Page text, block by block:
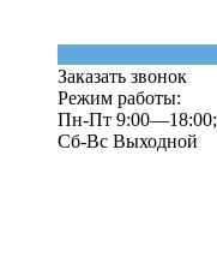
Заказать звонок
Режим работы:
Пн-Пт 9:00—18:00;
Сб-Вс Выходной